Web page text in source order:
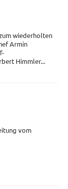
wiederholten
Armin
Himmler...
vom